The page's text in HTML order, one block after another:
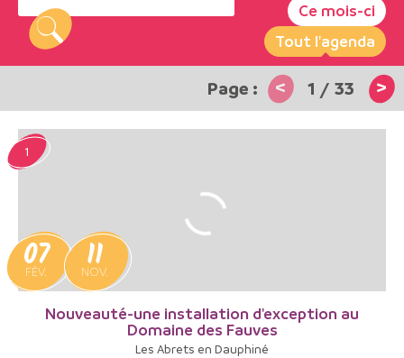
Ce mois-ci
Tout l'agenda
< 1 / 33 >
Nouveauté-une installation d'exception au
Domaine des Fauves
Les Abrets en Dauphiné
07
FÉV. 11
NOV.
1